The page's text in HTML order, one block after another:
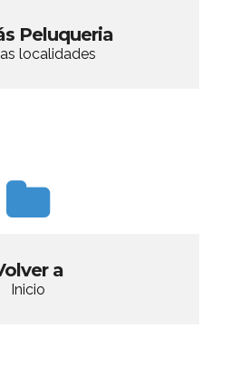
Peluqueria
localidades
a
Inicio